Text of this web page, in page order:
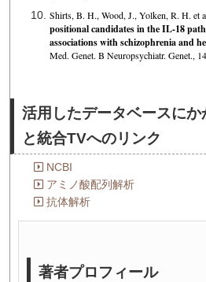
Shirts, B. H., Wood, J., Yolken, R. H. et
positional candidates in the IL-18
associations with schizophrenia and
Med. Genet. B Neuropsychiatr. Genet.,
活用したデータベースに
と統合TVへのリンク
NCBI
アミノ酸配列解析
抗体解析
著者プロフィール